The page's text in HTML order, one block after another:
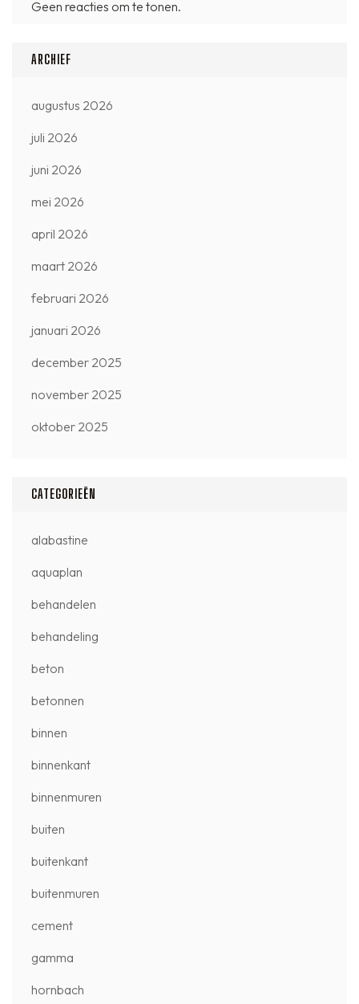
Geen reacties om te tonen.
ARCHIEF
augustus 2026
juli 2026
juni 2026
mei 2026
april 2026
maart 2026
februari 2026
januari 2026
december 2025
november 2025
oktober 2025
CATEGORIEËN
alabastine
aquaplan
behandelen
behandeling
beton
betonnen
binnen
binnenkant
binnenmuren
buiten
buitenkant
buitenmuren
cement
gamma
hornbach